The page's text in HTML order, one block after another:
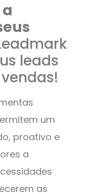
leads
um
proativo e
a
as